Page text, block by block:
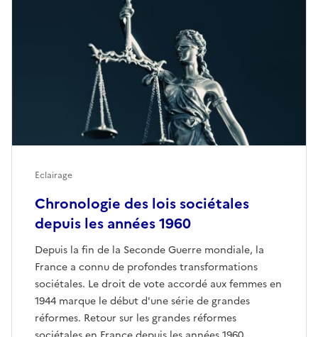
Chronologie des lois sociétales
depuis les années 1960
Depuis la fin de la Seconde Guerre mondiale, la
France a connu de profondes transformations
sociétales. Le droit de vote accordé aux femmes en
1944 marque le début d'une série de grandes
réformes. Retour sur les grandes réformes
Eclairage